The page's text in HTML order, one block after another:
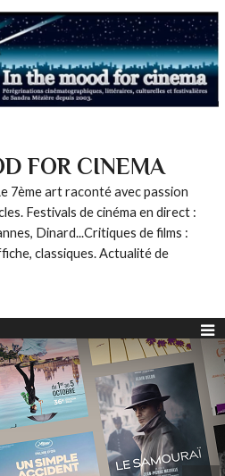
FOR CINEMA
7ème art raconté avec passion
Festivals de cinéma en direct :
Dinard...Critiques de films :
classiques. Actualité de